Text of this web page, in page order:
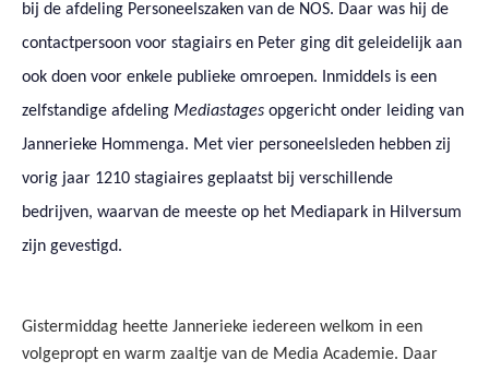
bij de afdeling Personeelszaken van de NOS. Daar was hij de
contactpersoon voor stagiairs en Peter ging dit geleidelijk aan
ook doen voor enkele publieke omroepen. Inmiddels is een
zelfstandige afdeling Mediastages opgericht onder leiding van
Jannerieke Hommenga. Met vier personeelsleden hebben zij
vorig jaar 1210 stagiaires geplaatst bij verschillende
bedrijven, waarvan de meeste op het Mediapark in Hilversum
zijn gevestigd.
Gistermiddag heette Jannerieke iedereen welkom in een
volgepropt en warm zaaltje van de Media Academie. Daar